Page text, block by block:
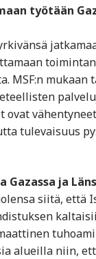
työtään
mukaan
tulevaisuus
ja
siitä, että
alueilla niin,